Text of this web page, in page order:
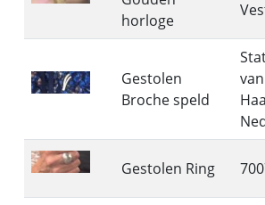
horloge
Gestolen
Broche speld
Gestolen Ring